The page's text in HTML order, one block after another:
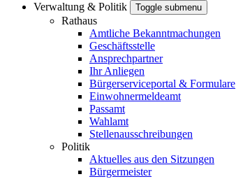
Verwaltung & Politik
Toggle submenu
Rathaus
Amtliche Bekanntmachungen
Geschäftsstelle
Ansprechpartner
Ihr Anliegen
Bürgerserviceportal & Formulare
Einwohnermeldeamt
Passamt
Wahlamt
Stellenausschreibungen
Politik
Aktuelles aus den Sitzungen
Bürgermeister